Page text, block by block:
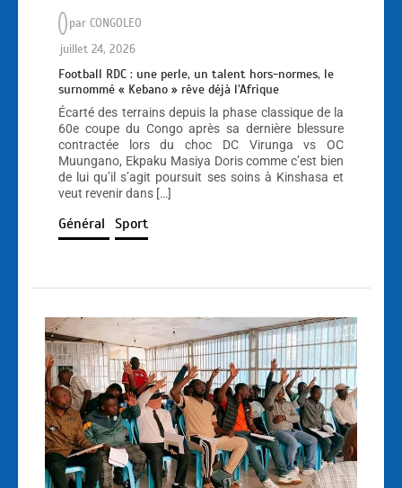
par CONGOLEO
juillet 24, 2026
Football RDC : une perle, un talent hors-normes, le
surnommé « Kebano » rêve déjà l’Afrique
Écarté des terrains depuis la phase classique de la
60e coupe du Congo après sa dernière blessure
contractée lors du choc DC Virunga vs OC
Muungano, Ekpaku Masiya Doris comme c’est bien
de lui qu’il s’agit poursuit ses soins à Kinshasa et
veut revenir dans […]
Général Sport